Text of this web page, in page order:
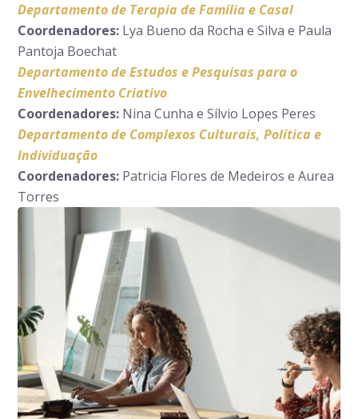
Departamento de Terapia de Família e Casal
Coordenadores: Lya Bueno da Rocha e Silva e Paula
Pantoja Boechat
Departamento de Estudos e Pesquisas para o
Envelhecimento Criativo
Coordenadores: Nina Cunha e Sílvio Lopes Peres
Departamento de Complexos Culturais, Política e
Individuação
Coordenadores: Patricia Flores de Medeiros e Aurea
Torres